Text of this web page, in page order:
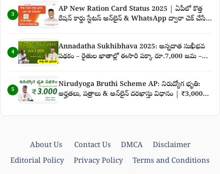
3
AP New Ration Card Status 2025 | ఏపీలో కొత్త
రేషన్ కార్డు స్టేటస్ ఆన్‌లైన్ & WhatsApp ద్వారా చెక్ చేసే
4
Annadatha Sukhibhava 2025: అన్నదాత సుఖీభవ
పథకం – రైతుల ఖాతాల్లో ఈసారి పక్కా రూ.7,000 జమ –
5
Nirudyoga Bruthi Scheme AP: నిరుద్యోగ భృతి:
అర్హతలు, పత్రాలు & ఆన్‌లైన్ దరఖాస్తు విధానం | ₹3,000
About Us Contact Us DMCA
Disclaimer
Editorial Policy
Privacy Policy
Terms and Conditions